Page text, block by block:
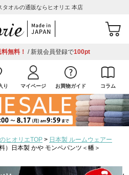
タオルの通販ならヒオリエ 本店
無料！ / 新規会員登録で100pt
り マイページ お買物ガイド コラム
ヒオリエTOP
日本製 ルームウェアー
）日本製 かや モンペパンツ＜幡＞